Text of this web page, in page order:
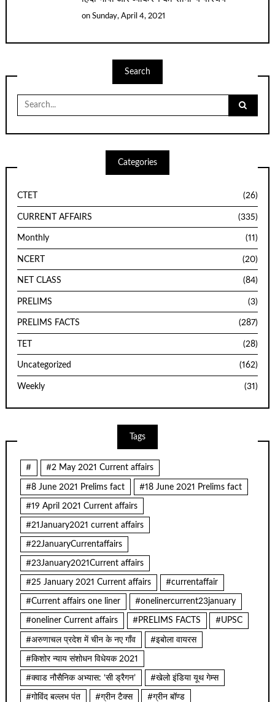
onSunday, April 4, 2021
Search
Search
for:
Categories
CTET (26)
CURRENT AFFAIRS (335)
Monthly (11)
NCERT (20)
NET CLASS (84)
PRELIMS (3)
PRELIMS FACTS (287)
TET (28)
Uncategorized (162)
Weekly (31)
Tags
# #2 May 2021 Current affairs
#8 June 2021 Prelims fact #18 June 2021 Prelims fact
#19 April 2021 Current affairs
#21January2021 current affairs
#22JanuaryCurrentaffairs
#23January2021Current affairs
#25 January 2021 Current affairs #currentaffair
#Current affairs one liner #onelinercurrent23january
#oneliner Current affairs #PRELIMS FACTS #UPSC
#अरुणाचल प्रदेश में चीन के नए गाँव #इबोला वायरस
#किशोर न्याय संशोधन विधेयक 2021
#क्वाड नौसैनिक अभ्यास: ‘सी ड्रैगन’ #खेलो इंडिया यूथ गेम्स
#गोविंद बल्लभ पंत #ग्रीन टैक्स #ग्रीन बॉण्ड